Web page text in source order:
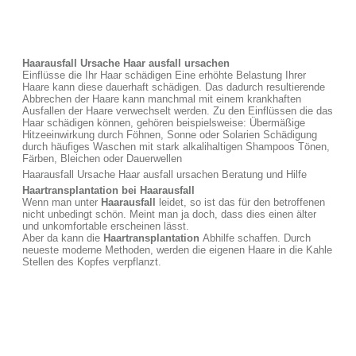
Haarausfall Ursache Haar ausfall ursachen
Einflüsse die Ihr Haar schädigen Eine erhöhte Belastung Ihrer
Haare kann diese dauerhaft schädigen. Das dadurch resultierende
Abbrechen der Haare kann manchmal mit einem krankhaften
Ausfallen der Haare verwechselt werden. Zu den Einflüssen die das
Haar schädigen können, gehören beispielsweise: Übermäßige
Hitzeeinwirkung durch Föhnen, Sonne oder Solarien Schädigung
durch häufiges Waschen mit stark alkalihaltigen Shampoos Tönen,
Färben, Bleichen oder Dauerwellen
Haarausfall Ursache Haar ausfall ursachen Beratung und Hilfe
Haartransplantation bei Haarausfall
Wenn man unter Haarausfall
leidet, so ist das für den betroffenen
nicht unbedingt schön. Meint man ja doch, dass dies einen älter
und unkomfortable erscheinen lässt.
Aber da kann die Haartransplantation Abhilfe schaffen. Durch
neueste moderne Methoden, werden die eigenen Haare in die Kahle
Stellen des Kopfes verpflanzt.